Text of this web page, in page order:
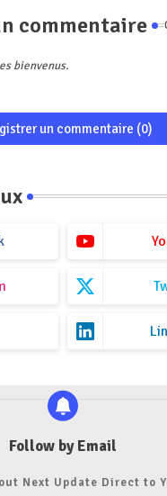
commentaire
bienvenus.
un commentaire (0)
Follow by Email
Next Update Direct to